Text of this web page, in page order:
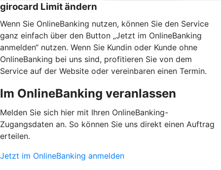
girocard Limit ändern
Wenn Sie OnlineBanking nutzen, können Sie den Service
ganz einfach über den Button „Jetzt im OnlineBanking
anmelden“ nutzen. Wenn Sie Kundin oder Kunde ohne
OnlineBanking bei uns sind, profitieren Sie von dem
Service auf der Website oder vereinbaren einen Termin.
Im OnlineBanking veranlassen
Melden Sie sich hier mit Ihren OnlineBanking-
Zugangsdaten an. So können Sie uns direkt einen Auftrag
erteilen.
Jetzt im OnlineBanking anmelden